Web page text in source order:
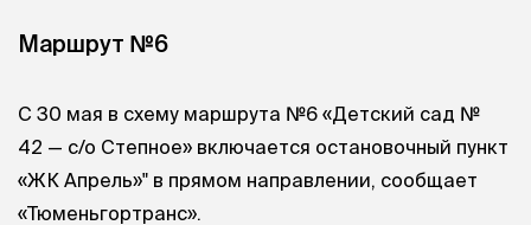
Маршрут №6
С 30 мая в схему маршрута №6 «Детский сад №
42 — с/о Степное» включается остановочный пункт
«ЖК Апрель»" в прямом направлении, сообщает
«Тюменьгортранс».